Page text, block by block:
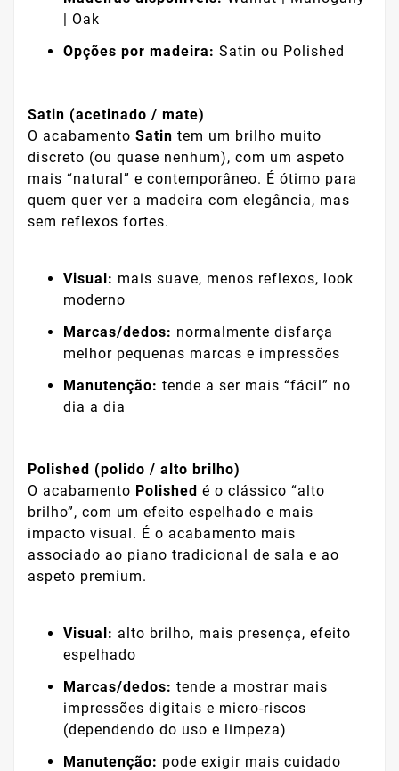
| Oak
Opções por madeira: Satin ou Polished
Satin (acetinado / mate)
O acabamento Satin tem um brilho muito
discreto (ou quase nenhum), com um aspeto
mais “natural” e contemporâneo. É ótimo para
quem quer ver a madeira com elegância, mas
sem reflexos fortes.
Visual: mais suave, menos reflexos, look
moderno
Marcas/dedos: normalmente disfarça
melhor pequenas marcas e impressões
Manutenção: tende a ser mais “fácil” no
dia a dia
Polished (polido / alto brilho)
O acabamento Polished é o clássico “alto
brilho”, com um efeito espelhado e mais
impacto visual. É o acabamento mais
associado ao piano tradicional de sala e ao
aspeto premium.
Visual: alto brilho, mais presença, efeito
espelhado
Marcas/dedos: tende a mostrar mais
impressões digitais e micro-riscos
(dependendo do uso e limpeza)
Manutenção: pode exigir mais cuidado